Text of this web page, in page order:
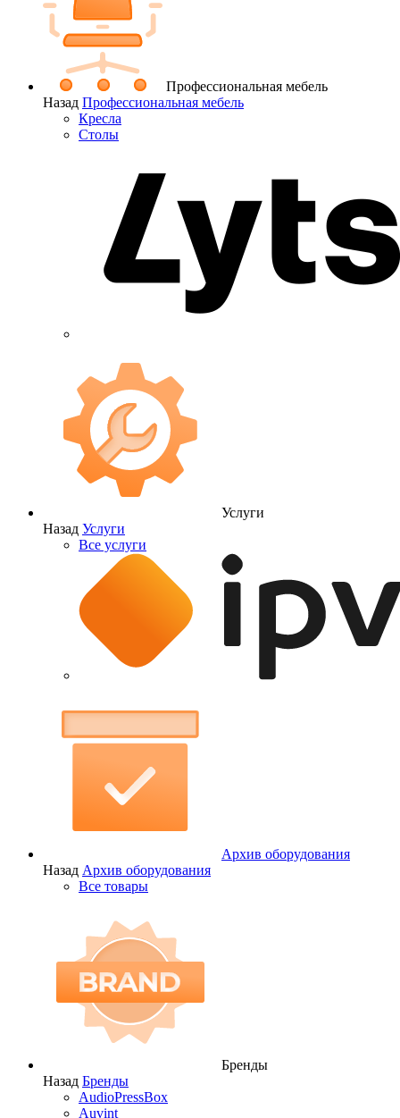
Профессиональная мебель
Назад Профессиональная мебель
Кресла
Столы
Услуги
Назад Услуги
Все услуги
Архив оборудования
Назад Архив оборудования
Все товары
Бренды
Назад Бренды
AudioPressBox
Auvint